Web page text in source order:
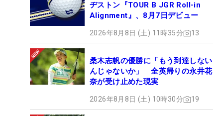
ヂストン『TOUR B JGR Roll-in
Alignment』、8月7日デビュー
2026年8月8日 (土) 11時35分 13
桑木志帆の優勝に「もう到達しない
んじゃないか」 全英帰りの永井花
奈が受け止めた現実
2026年8月8日 (土) 10時30分 19